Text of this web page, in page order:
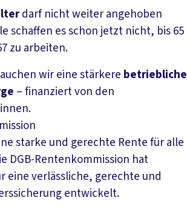
darf nicht weiter angehoben
schaffen es schon jetzt nicht, bis 65
zu arbeiten.
wir eine stärkere betriebliche
– finanziert von den
starke und gerechte Rente für alle
DGB-Rentenkommission hat
eine verlässliche, gerechte und
entwickelt.